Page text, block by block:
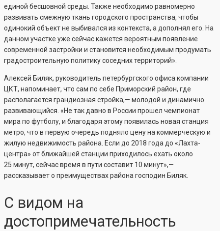
единой бесшовной среды. Также необходимо равномерно
развивать смежную ткань городского пространства, чтобы
одинокий объект не выбивался из контекста, а дополнял его. На
данном участке уже сейчас кажется вероятным появление
современной застройки и становится необходимым продумать
градостроительную политику соседних территорий».
Алексей Биляк, руководитель петербургского офиса компании
ЦКТ, напоминает, что сам по себе Приморский район, где
располагается грандиозная стройка,— молодой и динамично
развивающийся. «Не так давно в России прошел чемпионат
мира по футболу, и благодаря этому появилась новая станция
метро, что в первую очередь подняло цену на коммерческую и
жилую недвижимость района. Если до 2018 года до «Лахта-
центра» от ближайшей станции приходилось ехать около
25 минут, сейчас время в пути составит 10 минут»,—
рассказывает о преимуществах района господин Биляк.
С видом на
достопримечательность